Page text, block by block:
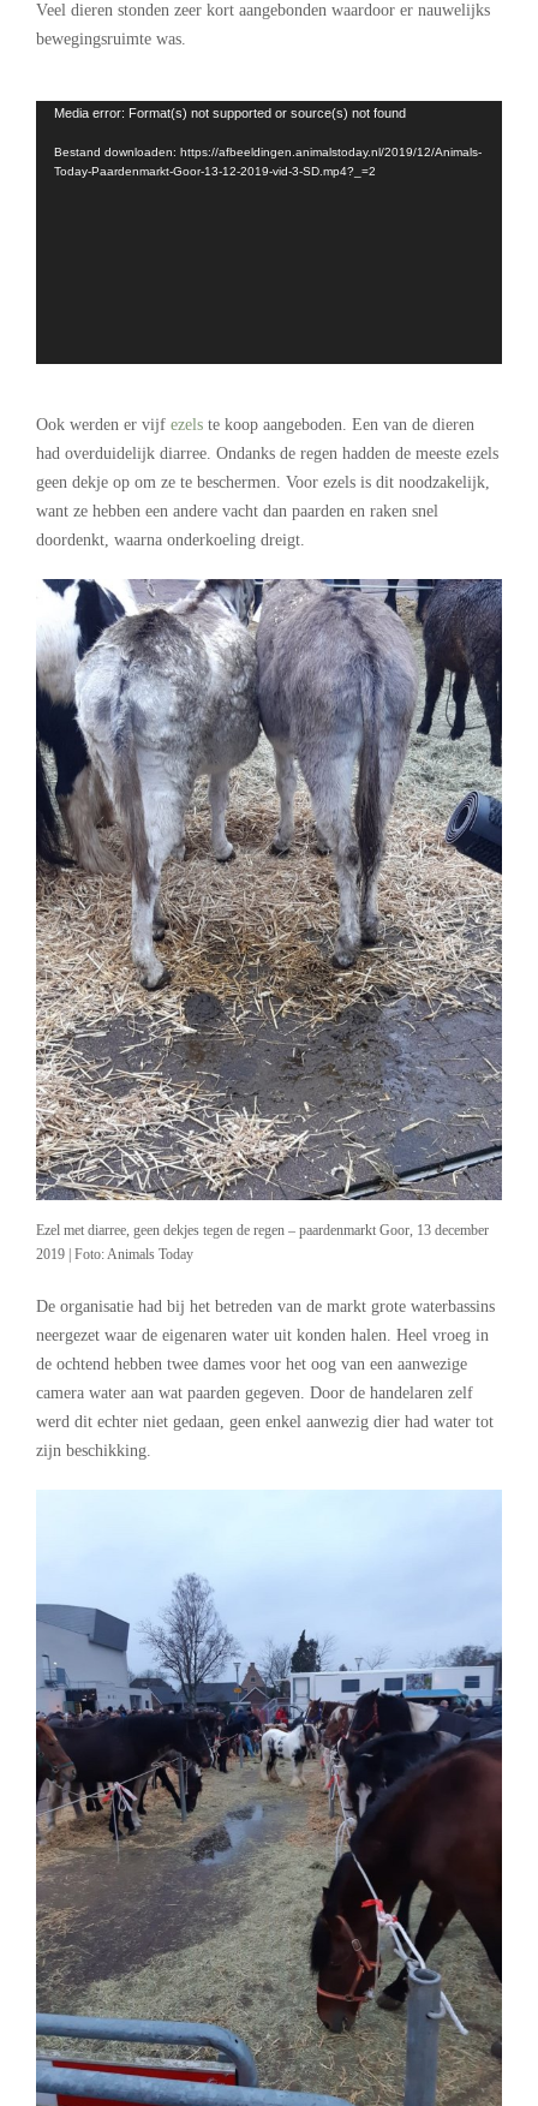
Veel dieren stonden zeer kort aangebonden waardoor er nauwelijks
bewegingsruimte was.
Videospeler
Media error: Format(s) not supported or source(s) not found
Bestand downloaden: https://afbeeldingen.animalstoday.nl/2019/12/Animals-
Today-Paardenmarkt-Goor-13-12-2019-vid-3-SD.mp4?_=2
Ook werden er vijf ezels te koop aangeboden. Een van de dieren
had overduidelijk diarree. Ondanks de regen hadden de meeste ezels
geen dekje op om ze te beschermen. Voor ezels is dit noodzakelijk,
want ze hebben een andere vacht dan paarden en raken snel
doordenkt, waarna onderkoeling dreigt.
Ezel met diarree, geen dekjes tegen de regen – paardenmarkt Goor, 13 december
2019 | Foto: Animals Today
De organisatie had bij het betreden van de markt grote waterbassins
neergezet waar de eigenaren water uit konden halen. Heel vroeg in
de ochtend hebben twee dames voor het oog van een aanwezige
camera water aan wat paarden gegeven. Door de handelaren zelf
werd dit echter niet gedaan, geen enkel aanwezig dier had water tot
zijn beschikking.